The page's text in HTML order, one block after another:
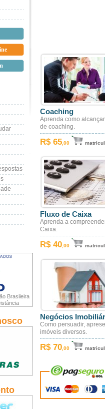
Brasileira
Coaching
Aprenda como
de coaching.
R$ 65 ,00
Fluxo de Caixa
Aprenda a
Caixa.
R$ 40 ,00
Negócios
Como persuadir,
imóveis diversos.
R$ 70 ,00